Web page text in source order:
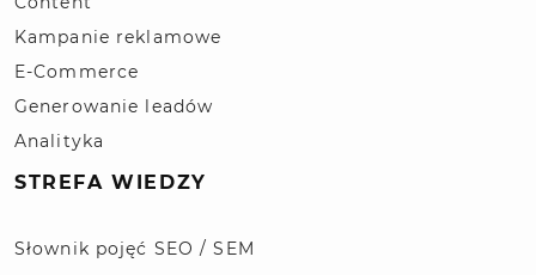
Kampanie reklamowe
E-Commerce
Generowanie leadów
Analityka
STREFA WIEDZY
Słownik pojęć SEO / SEM